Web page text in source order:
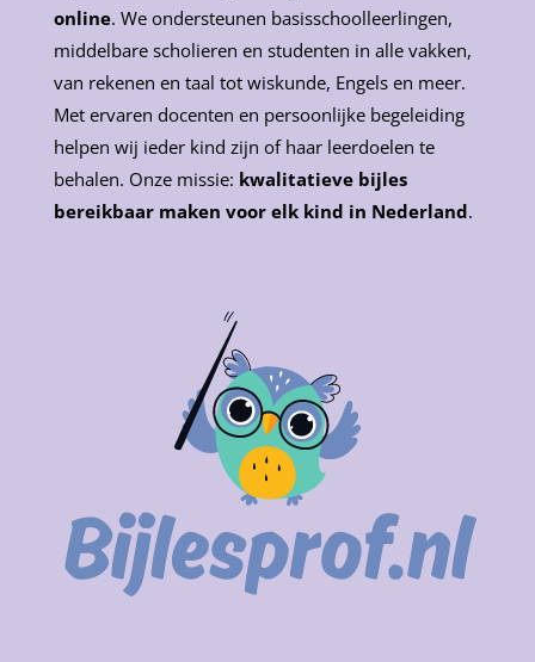
online. We ondersteunen basisschoolleerlingen,
middelbare scholieren en studenten in alle vakken,
van rekenen en taal tot wiskunde, Engels en meer.
Met ervaren docenten en persoonlijke begeleiding
helpen wij ieder kind zijn of haar leerdoelen te
behalen. Onze missie: kwalitatieve bijles
bereikbaar maken voor elk kind in Nederland.